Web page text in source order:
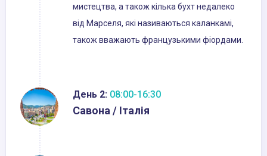
мистецтва, а також кілька бухт недалеко
від Марселя, які називаються каланкамі,
також вважають французькими фіордами.
День 2: 08:00-16:30
Савона / Італія